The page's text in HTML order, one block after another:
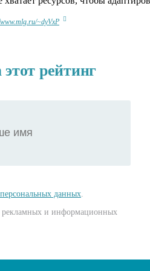
~dyVxP
рейтинг
данных
рекламных и информационных